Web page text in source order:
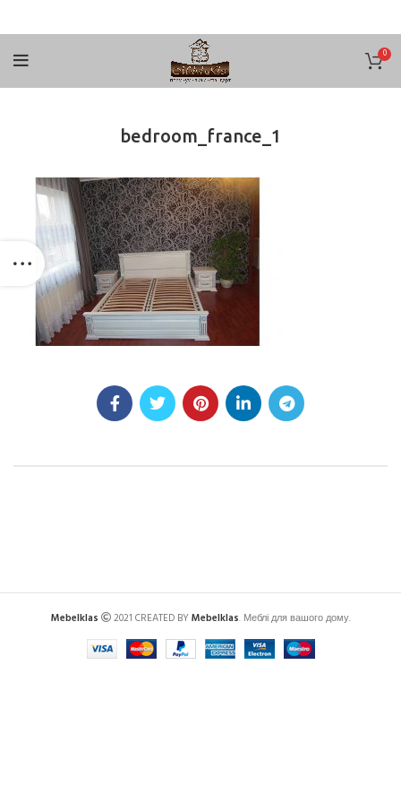
0
bedroom_france_1
Mebelklas 2021 CREATED BYMebelklas. Меблі для вашого дому.